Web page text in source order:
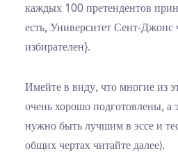
каждых 100 претендентов
есть, Университет Сент-Джонс
избирателен}.
Имейте в виду, что многие из
очень хорошо подготовлены, а
нужно быть лучшим в эссе и
общих чертах читайте далее).